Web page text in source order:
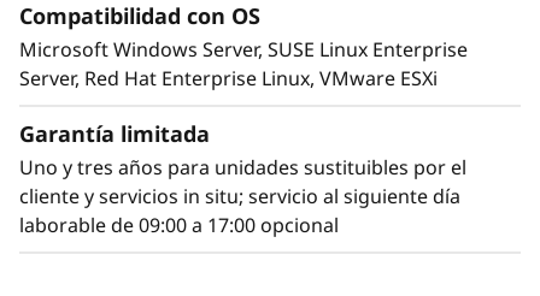
compatibilidad con su infraestructura actual y
escalarse fácilmente para las cargas de trabajo
de nueva generación. Seleccione sus unidades
de sus necesidades actuales, con capacidades
de intercambio dinámico y software de
administración de almacenamiento XClarity, y
cámbiela en el futuro de forma sencilla. El
Compatibilidad con OS
Microsoft Windows Server, SUSE Linux Enterprise
Server, Red Hat Enterprise Linux, VMware ESXi
Garantía limitada
Uno y tres años para unidades sustituibles por el
cliente y servicios in situ; servicio al siguiente día
laborable de 09:00 a 17:00 opcional